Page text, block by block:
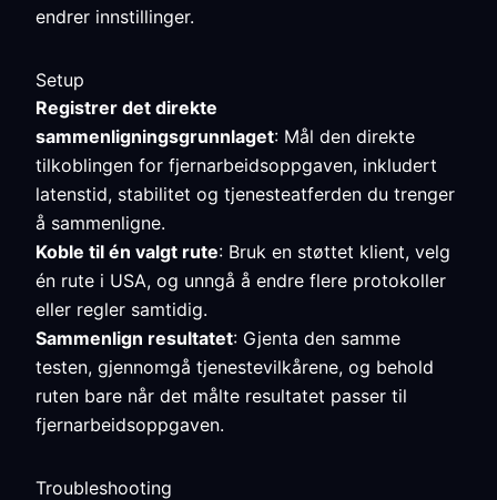
endrer innstillinger.
Setup
Registrer det direkte
sammenligningsgrunnlaget: Mål den direkte
tilkoblingen for fjernarbeidsoppgaven, inkludert
latenstid, stabilitet og tjenesteatferden du trenger
å sammenligne.
Koble til én valgt rute: Bruk en støttet klient, velg
én rute i USA, og unngå å endre flere protokoller
eller regler samtidig.
Sammenlign resultatet: Gjenta den samme
testen, gjennomgå tjenestevilkårene, og behold
ruten bare når det målte resultatet passer til
fjernarbeidsoppgaven.
Troubleshooting